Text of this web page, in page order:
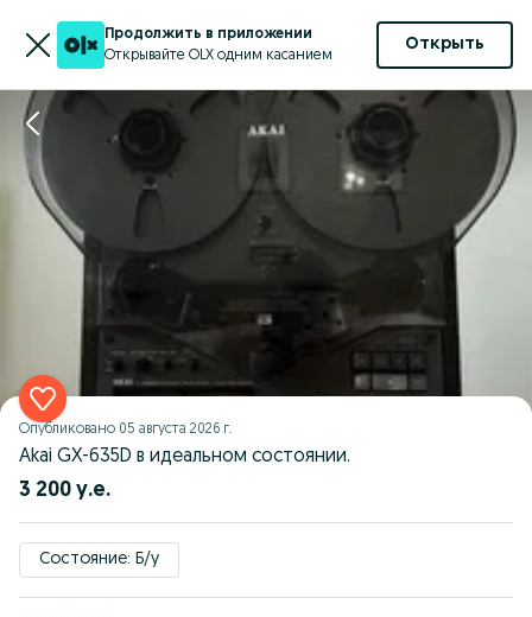
Продолжить в приложении
Открывайте OLX одним касанием
Открыть
Опубликовано 05 августа 2026 г.
Akai GX-635D в идеальном состоянии.
3 200 у.е.
Состояние: Б/у